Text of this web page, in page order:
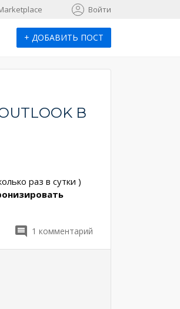
Войти
+ ДОБАВИТЬ ПОСТ
В
раз в сутки )
1 комментарий